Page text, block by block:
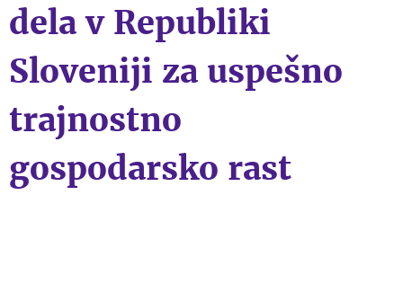
dela v Republiki
Sloveniji za uspešno
trajnostno
gospodarsko rast